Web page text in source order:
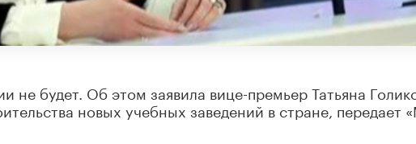
не будет. Об этом заявила вице-премьер Татьяна
новых учебных заведений в стране, передает